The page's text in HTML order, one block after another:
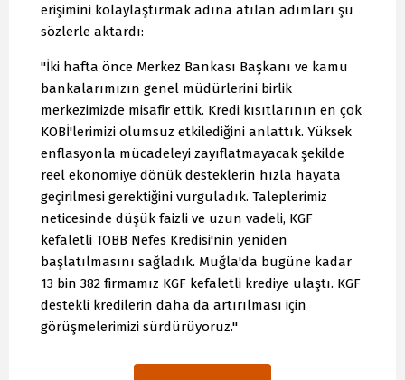
erişimini kolaylaştırmak adına atılan adımları şu
sözlerle aktardı:
"İki hafta önce Merkez Bankası Başkanı ve kamu
bankalarımızın genel müdürlerini birlik
merkezimizde misafir ettik. Kredi kısıtlarının en çok
KOBİ'lerimizi olumsuz etkilediğini anlattık. Yüksek
enflasyonla mücadeleyi zayıflatmayacak şekilde
reel ekonomiye dönük desteklerin hızla hayata
geçirilmesi gerektiğini vurguladık. Taleplerimiz
neticesinde düşük faizli ve uzun vadeli, KGF
kefaletli TOBB Nefes Kredisi'nin yeniden
başlatılmasını sağladık. Muğla'da bugüne kadar
13 bin 382 firmamız KGF kefaletli krediye ulaştı. KGF
destekli kredilerin daha da artırılması için
görüşmelerimizi sürdürüyoruz."